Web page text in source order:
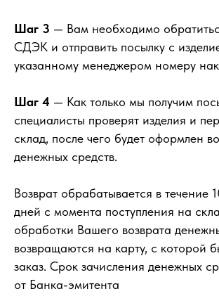
Шаг 3 — Вам необходимо
СДЭК и отправить посылку с
указанному менеджером номеру
Шаг 4 — Как только мы получим
специалисты проверят изделия и
склад, после чего будет оформлен
денежных средств.
Возврат обрабатывается в течение
дней с момента поступления на
обработки Вашего возврата
возвращаются на карту, с которой
заказ. Срок зачисления денежных
от Банка-эмитента